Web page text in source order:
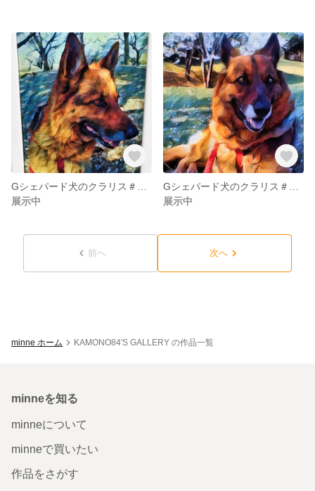
展示中
展示中
前へ 次へ
minne ホーム KAMONO84'S GALLERY の作品一覧
minneを知る
minneについて
minneで買いたい
作品をさがす